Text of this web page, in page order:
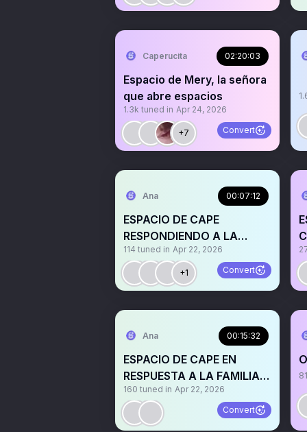
Caperucita 02:20:03
Espacio de Mery, la señora
que abre espacios
1.3k tuned in Apr 24, 2026
+7 Convert
Ana 00:07:12
ESPACIO DE CAPE
RESPONDIENDO A LA
FAMILIA ORCO Y AMEBA5
114 tuned in Apr 22, 2026
+1 Convert
Ana 00:15:32
ESPACIO DE CAPE EN
RESPUESTA A LA FAMILIA
DE ORCOS Y AMEBA
160 tuned in Apr 22, 2026
Convert